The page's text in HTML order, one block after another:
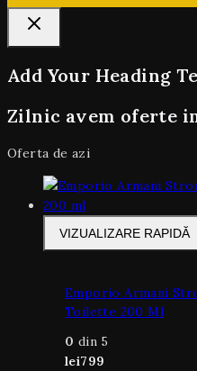
Add Your Heading
Zilnic avem oferte
Oferta de azi
VIZUALIZARE RAPIDĂ
Emporio Armani
Toilette 200 Ml
0 din 5
lei799